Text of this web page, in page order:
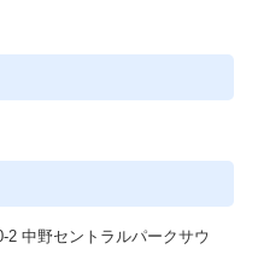
2 中野セントラルパークサウ